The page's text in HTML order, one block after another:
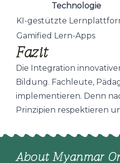
Technologie
KI-gestützte
Gamified Lern-Apps
Fazit
Die Integration
Bildung. Fachleute,
implementieren. Denn
Prinzipien respektieren
About Myanmar